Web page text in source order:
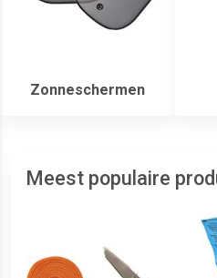
Zonneschermen
Meest populaire